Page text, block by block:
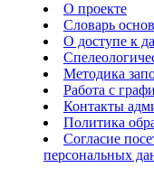
О проекте
Словарь
О доступе к
Методика
Работа с
Контакты
Политика
Согласие
персональных